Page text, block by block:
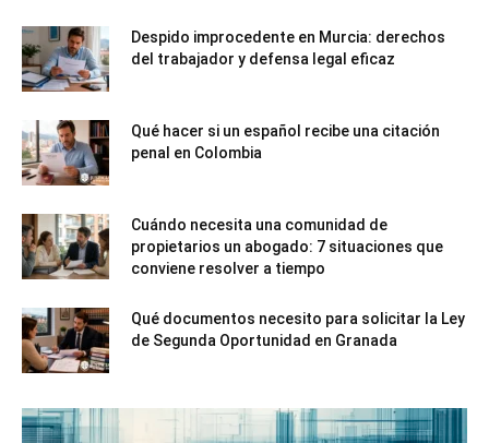
Despido improcedente en Murcia: derechos
del trabajador y defensa legal eficaz
Qué hacer si un español recibe una citación
penal en Colombia
Cuándo necesita una comunidad de
propietarios un abogado: 7 situaciones que
conviene resolver a tiempo
Qué documentos necesito para solicitar la Ley
de Segunda Oportunidad en Granada